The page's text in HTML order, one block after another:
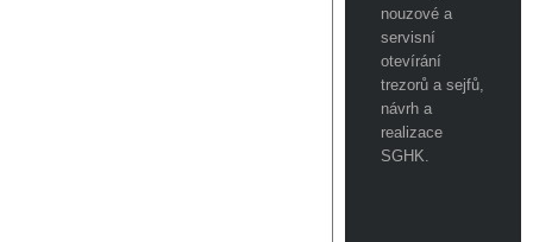
nouzové a
servisní
otevírání
trezorů a sejfů,
návrh a
realizace
SGHK.